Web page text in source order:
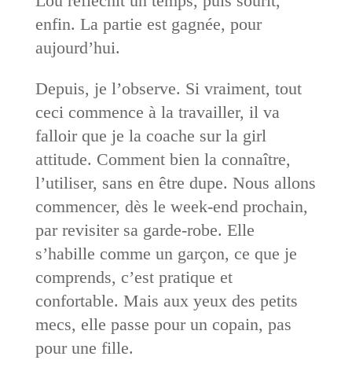
enfin. La partie est gagnée, pour
aujourd’hui.
Depuis, je l’observe. Si vraiment, tout
ceci commence à la travailler, il va
falloir que je la coache sur la girl
attitude. Comment bien la connaître,
l’utiliser, sans en être dupe. Nous allons
commencer, dès le week-end prochain,
par revisiter sa garde-robe. Elle
s’habille comme un garçon, ce que je
comprends, c’est pratique et
confortable. Mais aux yeux des petits
mecs, elle passe pour un copain, pas
pour une fille.